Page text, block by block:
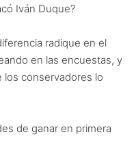
Iván Duque?
radique en el
en las encuestas, y
los conservadores lo
de ganar en primera